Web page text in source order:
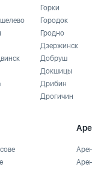
Горки
Городок
Гродно
Дзержинск
Добруш
Докшицы
Дрибин
Дрогичин